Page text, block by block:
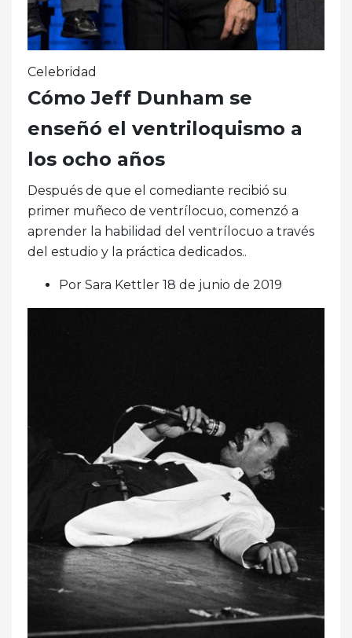
Celebridad
Cómo Jeff Dunham se
enseñó el ventriloquismo a
los ocho años
Después de que el comediante recibió su
primer muñeco de ventrílocuo, comenzó a
aprender la habilidad del ventrílocuo a través
del estudio y la práctica dedicados..
Por Sara Kettler 18 de junio de 2019